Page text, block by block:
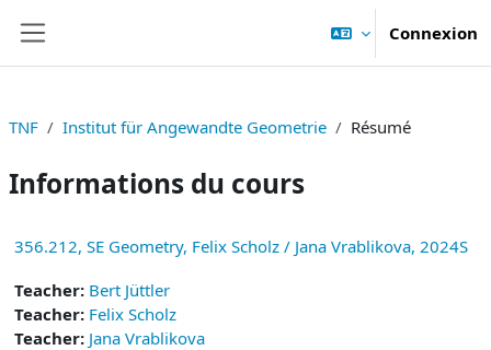
Connexion
TNF Institut für Angewandte Geometrie Résumé
Informations du cours
356.212, SE Geometry, Felix Scholz / Jana Vrablikova, 2024S
Teacher: Bert Jüttler
Teacher: Felix Scholz
Teacher: Jana Vrablikova